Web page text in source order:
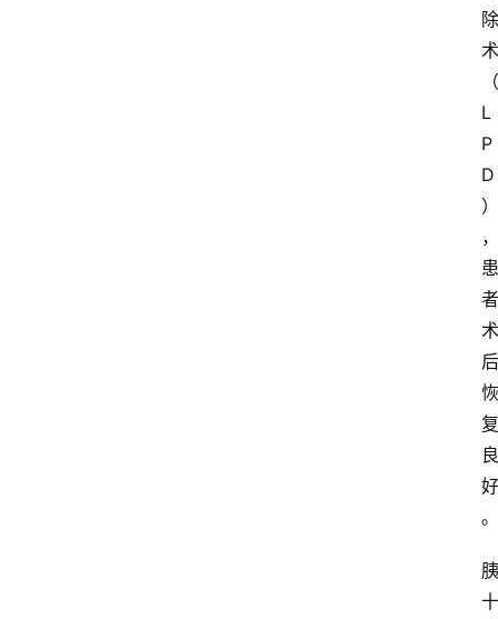
除
术
（
L
P
D
）
，
患
者
术
后
恢
复
良
好
。
胰
十